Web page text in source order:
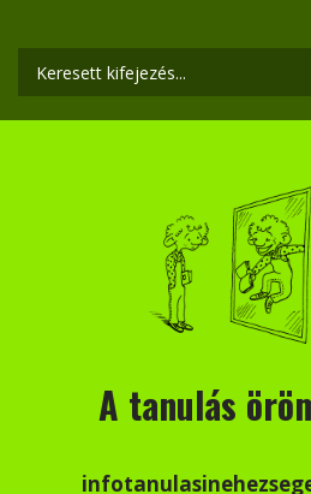
tartalomra
Keresés
A tanulás